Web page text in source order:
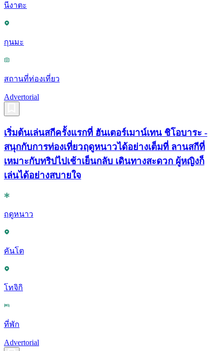
นีงาตะ
กุนมะ
สถานที่ท่องเที่ยว
Advertorial
เริ่มต้นเล่นสกีครั้งแรกที่ ฮันเตอร์เมาน์เทน ชิโอบาระ -
สนุกกับการท่องเที่ยวฤดูหนาวได้อย่างเต็มที่ ลานสกีที่
เหมาะกับทริปไปเช้าเย็นกลับ เดินทางสะดวก ผู้หญิงก็
เล่นได้อย่างสบายใจ
ฤดูหนาว
คันโต
โทจิกิ
ที่พัก
Advertorial